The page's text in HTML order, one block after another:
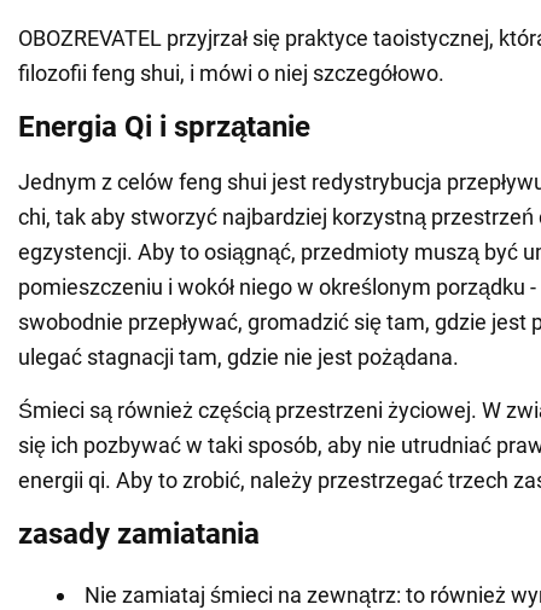
OBOZREVATEL przyjrzał się praktyce taoistycznej,
filozofii feng shui, i mówi o niej szczegółowo.
Energia Qi i sprzątanie
Jednym z celów feng shui jest redystrybucja
chi, tak aby stworzyć najbardziej korzystną przestrzeń
egzystencji. Aby to osiągnąć, przedmioty muszą być
pomieszczeniu i wokół niego w określonym porządku -
swobodnie przepływać, gromadzić się tam, gdzie jest
ulegać stagnacji tam, gdzie nie jest pożądana.
Śmieci są również częścią przestrzeni życiowej. W
się ich pozbywać w taki sposób, aby nie utrudniać
energii qi. Aby to zrobić, należy przestrzegać trzech
zasady zamiatania
Nie zamiataj śmieci na zewnątrz: to również